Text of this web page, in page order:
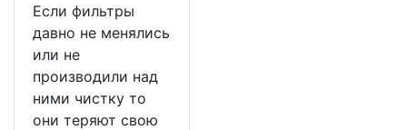
Если фильтры
давно не менялись
или не
производили над
ними чистку то
они теряют свою